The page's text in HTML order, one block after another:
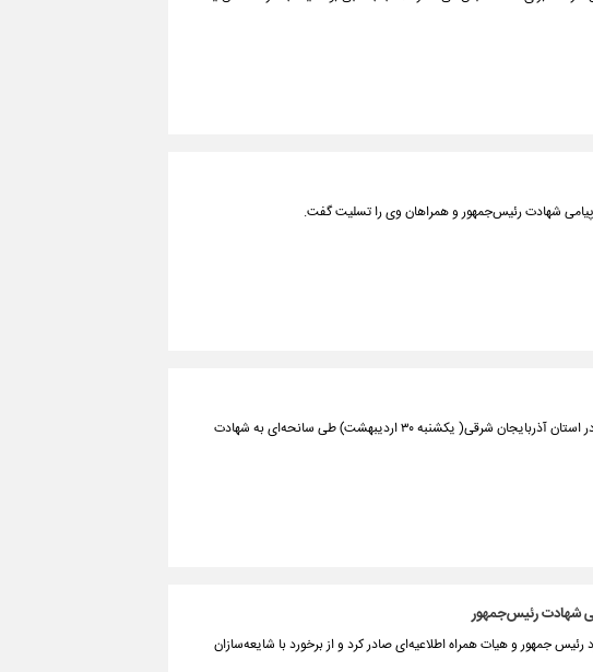
شهادت رئیس‌جمهور و همراهان وی را تسلیت گفت.
آیت‌الله سید ابراهیم رئیسی در حین خدمت‌رسانی و افتتاح سد در استان آذربایجان شرقی( یکشنبه ۳۰ اردیبهشت) طی سانحه‌ای به شهادت
شهادت رئیس‌جمهور
جمهور و هیات همراه اطلاعیه‌ای صادر کرد و از برخورد با شایعه‌سازان